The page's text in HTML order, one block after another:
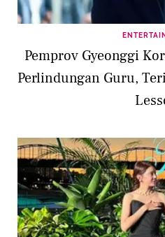
Pemprov Gyeonggi
Perlindungan Guru,